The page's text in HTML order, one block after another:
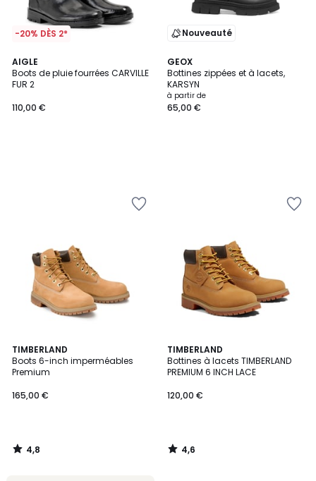
-20% DÈS 2*
AIGLE
Boots de pluie fourrées CARVILLE
FUR 2
110,00 €
Nouveauté
GEOX
Bottines zippées et à lacets,
KARSYN
à partir de
65,00 €
TIMBERLAND
Boots 6-inch imperméables
Premium
165,00 €
4,8
/ 5
4,8
/
TIMBERLAND
Bottines à lacets TIMBERLAND
PREMIUM 6 INCH LACE
120,00 €
4,6
/ 5
4,6
/